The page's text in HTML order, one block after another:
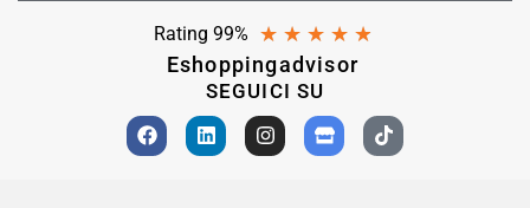
Rating 99% ★ ★ ★ ★ ★
Eshoppingadvisor
SEGUICI SU